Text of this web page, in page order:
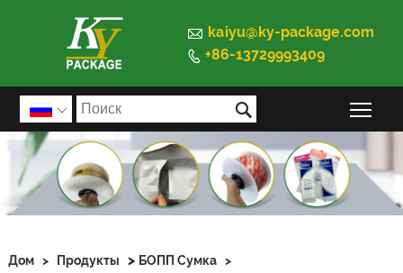
 kaiyu@ky-package.com
 +86-13729993409
 
Дом > Продукты > БОПП Сумка >